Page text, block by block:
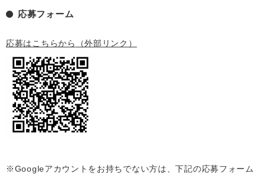
応募フォーム
応募はこちらから （外部リンク）
※Googleアカウントをお持ちでない方は、下記の応募フォーム